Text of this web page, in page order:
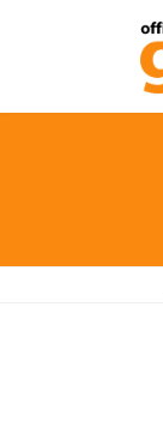
プ
動